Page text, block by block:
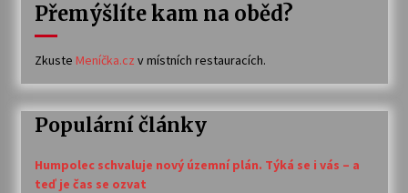
Přemýšlíte kam na oběd?
Zkuste Meníčka.cz v místních restauracích.
Populární články
Humpolec schvaluje nový územní plán. Týká se i vás – a
teď je čas se ozvat